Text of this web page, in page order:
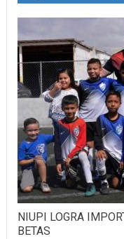
NIUPI LOGRA
BETAS